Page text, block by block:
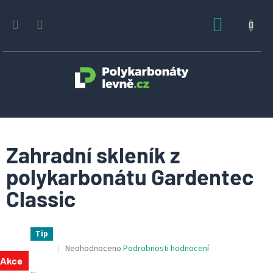
obsah
Zahradní skleník z
polykarbonátu Gardentec
Classic
Akce
Tip
Průměrné
Neohodnoceno Podrobnosti hodnocení